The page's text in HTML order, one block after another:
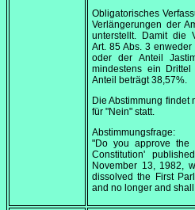
Obligatorisches
Verlängerungen der
unterstellt. Damit die
Art. 85 Abs. 3
oder der Anteil
mindestens ein Drittel
Anteil beträgt 38,57%.
Die Abstimmung findet
für "Nein" statt.
Abstimmungsfrage:
"Do you approve the
Constitution'
November 13, 1982,
dissolved the First
and no longer and